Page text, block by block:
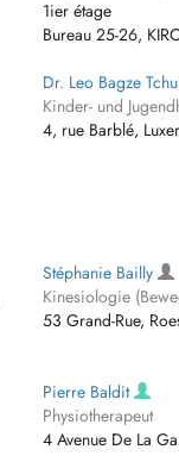
1ier étage
Bureau 25-26,
Dr. Leo Bagze
Kinder- und
4, rue Barblé,
Stéphanie Bailly
Kinesiologie
53 Grand-Rue,
Pierre Baldit
Physiotherapeut
4 Avenue De La